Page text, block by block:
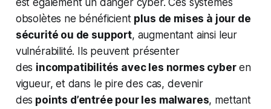
obsolètes ne bénéficient plus de mises à jour de
sécurité ou de support, augmentant ainsi leur
vulnérabilité. Ils peuvent présenter
des incompatibilités avec les normes cyberen
vigueur, et dans le pire des cas, devenir
des points d’entrée pour les malwares, mettant